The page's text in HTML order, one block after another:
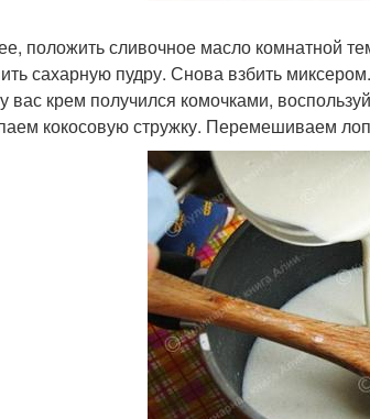
положить сливочное масло комнатной
сахарную пудру. Снова взбить
вас крем получился комочками,
кокосовую стружку. Перемешиваем